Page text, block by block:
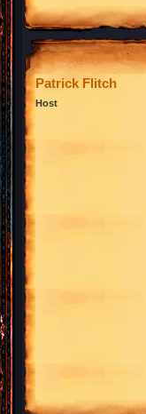
Patrick Flitch
Host